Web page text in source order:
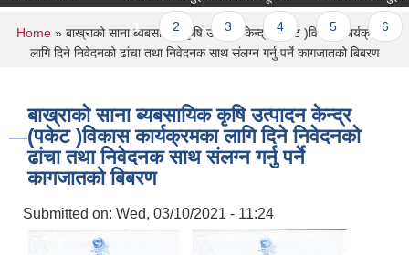
Pages
1 2 3 4 5 6
You are here
Home» बाख्राको साना ब्यबसायिक कृषि उत्पादन केन्द्र (पकेट )विकास कार्यक्रमका
लागि दिने निवेदनको ढांचा तथा निवेदनक साथ संलग्न गर्नु पर्ने कागजातको बिबरण
बाख्राको साना ब्यबसायिक कृषि उत्पादन केन्द्र
(पकेट )विकास कार्यक्रमका लागि दिने निवेदनको
ढांचा तथा निवेदनक साथ संलग्न गर्नु पर्ने
कागजातको बिबरण
Submitted on: Wed, 03/10/2021 - 11:24